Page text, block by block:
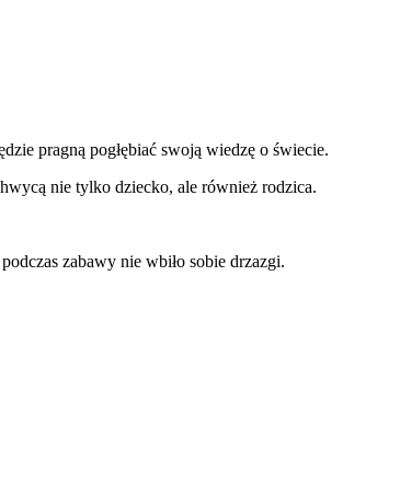
pragną pogłębiać swoją wiedzę o świecie.
nie tylko dziecko, ale również rodzica.
zabawy nie wbiło sobie drzazgi.